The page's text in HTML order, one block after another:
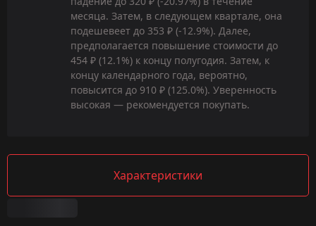
месяца. Затем, в следующем квартале, она
подешевеет до 353 ₽ (-12.9%). Далее,
предполагается повышение стоимости до
454 ₽ (12.1%) к концу полугодия. Затем, к
концу календарного года, вероятно,
повысится до 910 ₽ (125.0%). Уверенность
высокая — рекомендуется покупать.
Характеристики